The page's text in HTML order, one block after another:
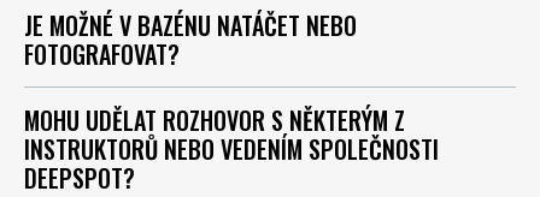
JE MOŽNÉ V BAZÉNU NATÁČET NEBO
FOTOGRAFOVAT?
MOHU UDĚLAT ROZHOVOR S NĚKTERÝM Z
INSTRUKTORŮ NEBO VEDENÍM SPOLEČNOSTI
DEEPSPOT?